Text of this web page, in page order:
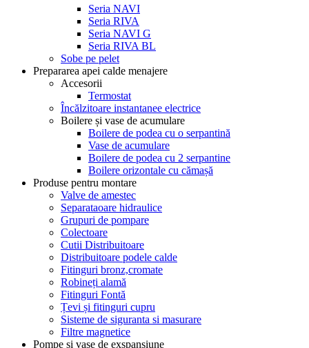
Seria NAVI
Seria RIVA
Seria NAVI G
Seria RIVA BL
Sobe pe pelet
Prepararea apei calde menajere
Accesorii
Termostat
Încălzitoare instantanee electrice
Boilere și vase de acumulare
Boilere de podea cu o serpantină
Vase de acumulare
Boilere de podea cu 2 serpantine
Boilere orizontale cu cămașă
Produse pentru montare
Valve de amestec
Separataoare hidraulice
Grupuri de pompare
Colectoare
Cutii Distribuitoare
Distribuitoare podele calde
Fitinguri bronz,cromate
Robineți alamă
Fitinguri Fontă
Țevi și fitinguri cupru
Sisteme de siguranta si masurare
Filtre magnetice
Pompe și vase de exspansiune